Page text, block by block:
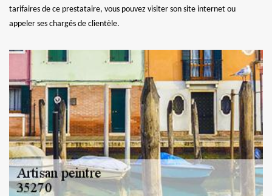
tarifaires de ce prestataire, vous pouvez visiter son site internet ou
appeler ses chargés de clientèle.